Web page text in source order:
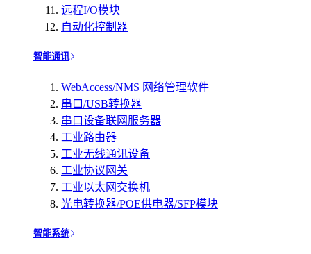
远程I/O模块
自动化控制器
智能通讯
WebAccess/NMS 网络管理软件
串口/USB转换器
串口设备联网服务器
工业路由器
工业无线通讯设备
工业协议网关
工业以太网交换机
光电转换器/POE供电器/SFP模块
智能系统